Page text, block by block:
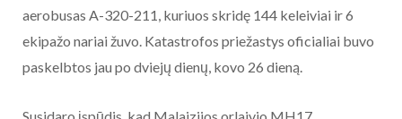
aerobusas A-320-211, kuriuos skridę 144 keleiviai ir 6
ekipažo nariai žuvo. Katastrofos priežastys oficialiai buvo
paskelbtos jau po dviejų dienų, kovo 26 dieną.
Susidaro įspūdis, kad Malaizijos orlaivio MH17